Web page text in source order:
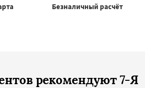
Безналичный расчёт
рекомендуют 7-Я